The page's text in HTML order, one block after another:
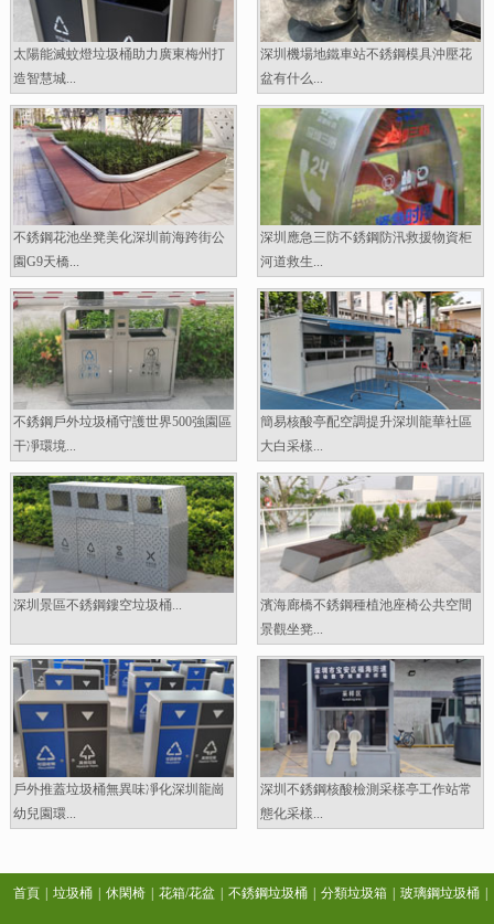
太陽能滅蚊燈垃圾桶助力廣東梅州打
造智慧城...
深圳機場地鐵車站不銹鋼模具沖壓花
盆有什么...
不銹鋼花池坐凳美化深圳前海跨街公
園G9天橋...
深圳應急三防不銹鋼防汛救援物資柜
河道救生...
不銹鋼戶外垃圾桶守護世界500強園區
干凈環境...
簡易核酸亭配空調提升深圳龍華社區
大白采樣...
深圳景區不銹鋼鏤空垃圾桶...
濱海廊橋不銹鋼種植池座椅公共空間
景觀坐凳...
戶外推蓋垃圾桶無異味凈化深圳龍崗
幼兒園環...
深圳不銹鋼核酸檢測采樣亭工作站常
態化采樣...
首頁 垃圾桶 休閑椅 花箱/花盆 不銹鋼垃圾桶 分類垃圾箱 玻璃鋼垃圾桶